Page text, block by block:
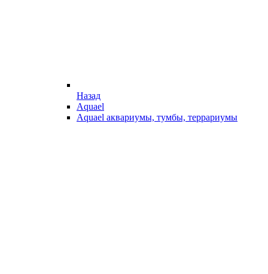
Назад
Aquael
Aquael аквариумы, тумбы, террариумы